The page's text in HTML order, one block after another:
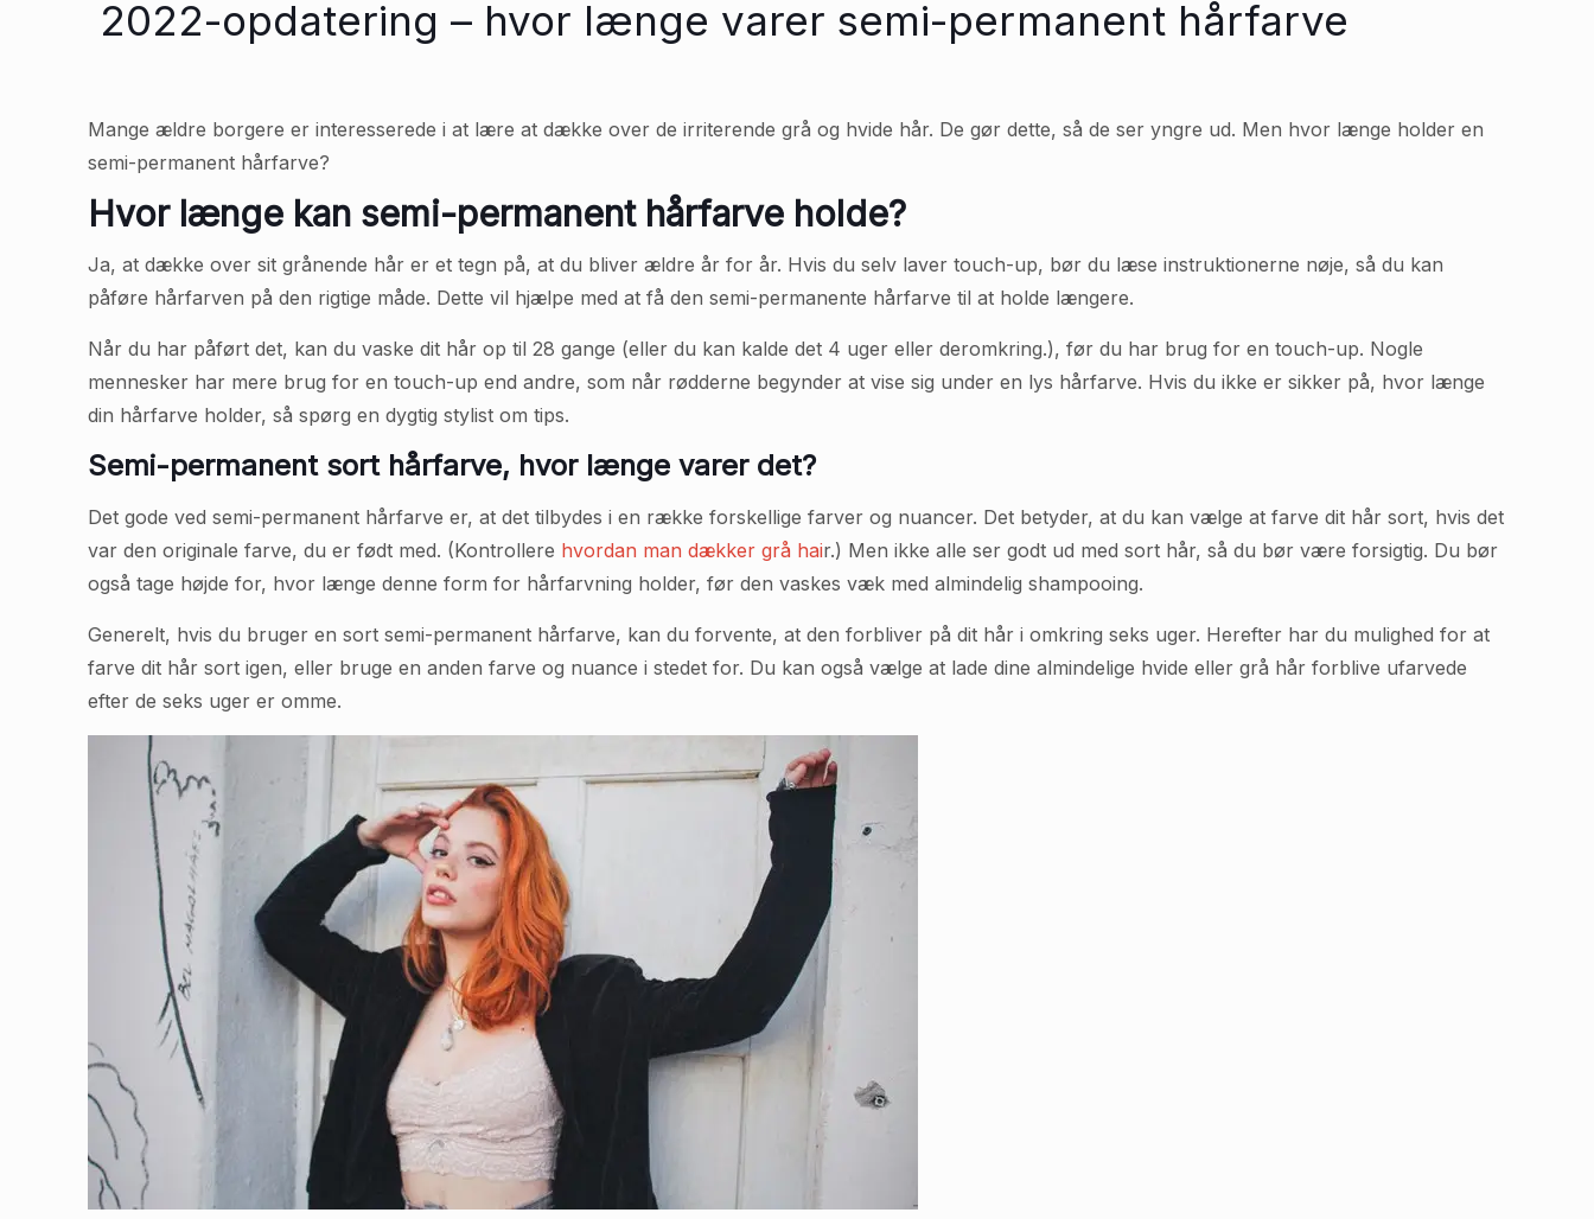
2022-opdatering – hvor længe varer semi-permanent hårfarve
Mange ældre borgere er interesserede i at lære at dække over de irriterende grå og hvide hår. De gør dette, så de ser yngre ud. Men hvor længe holder en
semi-permanent hårfarve?
Hvor længe kan semi-permanent hårfarve holde?
Ja, at dække over sit grånende hår er et tegn på, at du bliver ældre år for år. Hvis du selv laver touch-up, bør du læse instruktionerne nøje, så du kan
påføre hårfarven på den rigtige måde. Dette vil hjælpe med at få den semi-permanente hårfarve til at holde længere.
Når du har påført det, kan du vaske dit hår op til 28 gange (eller du kan kalde det 4 uger eller deromkring.), før du har brug for en touch-up. Nogle
mennesker har mere brug for en touch-up end andre, som når rødderne begynder at vise sig under en lys hårfarve. Hvis du ikke er sikker på, hvor længe
din hårfarve holder, så spørg en dygtig stylist om tips.
Semi-permanent sort hårfarve, hvor længe varer det?
Det gode ved semi-permanent hårfarve er, at det tilbydes i en række forskellige farver og nuancer. Det betyder, at du kan vælge at farve dit hår sort, hvis det
var den originale farve, du er født med. (Kontrollere hvordan man dækker grå hair.) Men ikke alle ser godt ud med sort hår, så du bør være forsigtig. Du bør
også tage højde for, hvor længe denne form for hårfarvning holder, før den vaskes væk med almindelig shampooing.
Generelt, hvis du bruger en sort semi-permanent hårfarve, kan du forvente, at den forbliver på dit hår i omkring seks uger. Herefter har du mulighed for at
farve dit hår sort igen, eller bruge en anden farve og nuance i stedet for. Du kan også vælge at lade dine almindelige hvide eller grå hår forblive ufarvede
efter de seks uger er omme.